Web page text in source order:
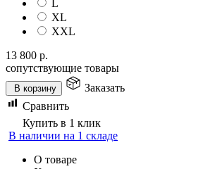
L
XL
XXL
13 800 р.
сопутствующие товары
В корзину
Заказать
Сравнить
Купить в 1 клик
В наличии на 1 складе
О товаре